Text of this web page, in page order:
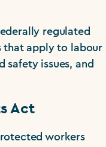
regulated
that apply to labour
safety issues, and
Act
workers